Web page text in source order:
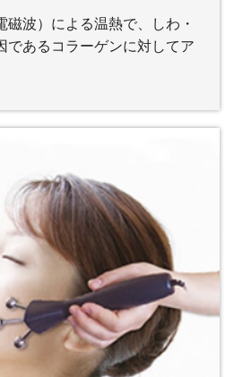
磁波）による温熱で、しわ・
であるコラーゲンに対してア